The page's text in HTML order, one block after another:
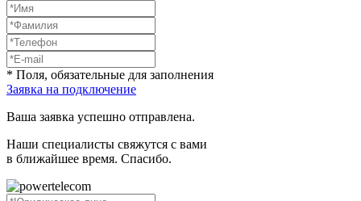
* Поля, обязательные для заполнения
Заявка на подключение
Ваша заявка успешно отправлена.
Наши специалисты свяжутся с вами
в ближайшее время. Спасибо.